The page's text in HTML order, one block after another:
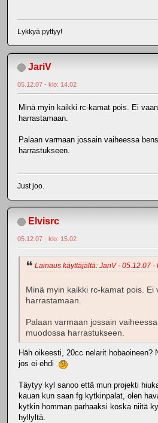
Lykkyä pyttyy!
JariV
05.12.07 - klo: 14.02
Minä myin kaikki rc-kamat pois. Ei
harrastamaan.
Palaan varmaan jossain vaiheessa
harrastukseen.
Just joo.
Elvisrc
05.12.07 - klo: 15.02
Lainaus käyttäjältä: JariV - 05.12.07 -
Minä myin kaikki rc-kamat pois. Ei
harrastamaan.
Palaan varmaan jossain
muodossa harrastukseen.
Häh oikeesti, 20cc nelarit hobaoineen?
jos ei ehdi
Täytyy kyl sanoo että mun projekti
kauan kun saan fg kytkinpalat, olen
kytkin homman parhaaksi koska niitä
hyllyltä.